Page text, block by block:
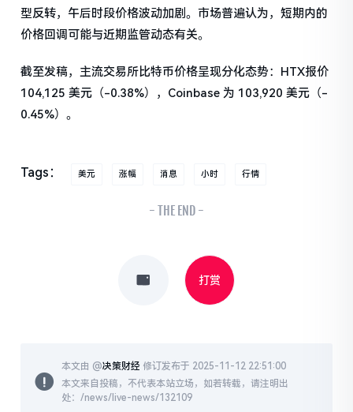
型反转，午后时段价格波动加剧。市场普遍认为，短期内的
价格回调可能与近期监管动态有关。
截至发稿，主流交易所比特币价格呈现分化态势：HTX报价
104,125 美元（-0.38%），Coinbase 为 103,920 美元（-
0.45%）。
Tags： 美元 涨幅 消息 小时 行情
- THE END -
打赏
本文由 @决策财经 修订发布于 2025-11-12 22:51:00
本文来自投稿，不代表本站立场，如若转载，请注明出
处：/news/live-news/132109